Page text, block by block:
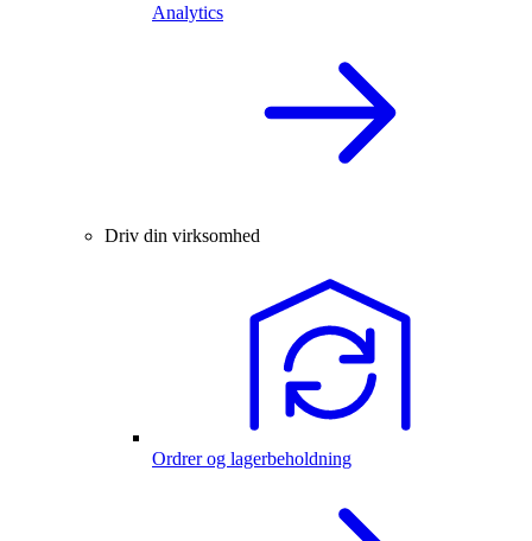
Analytics
Driv din virksomhed
Ordrer og lagerbeholdning